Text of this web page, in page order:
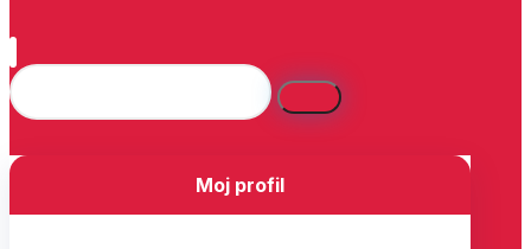
Moj profil